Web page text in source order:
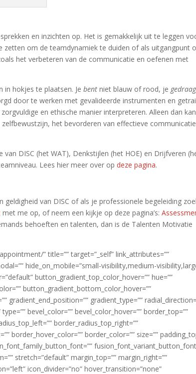
en inzichten op. Het is gemakkelijk uit te leggen
om de teamdynamiek te duiden of als uitgangpunt
het verbeteren van de communicatie en oefenen met
in hokjes te plaatsen. Jebent niet blauw of rood, je
door te werken met gevalideerde instrumenten en
en ethische manier interpreteren. Alleen dan kan
het bevorderen van effectieve
DISC (het WAT), Denkstijlen (het HOE) en Drijfveren
Lees hier meer over opdeze pagina.
van DISC of als je professionele begeleiding
met me op, of neem een kijkje op deze pagina’s:
behoeften en talenten, dan is de Talenten Motivatie
” title=”” target=”_self” link_attributes=””
hide_on_mobile=”small-visibility,medium-
button_gradient_top_color_hover=”” hue=””
button_gradient_bottom_color_hover=””
gradient_type=””
bevel_color=”” bevel_color_hover=”” border_top=””
border_radius_top_right=””
border_hover_color=”” border_color=”” size=””
stretch=”default” margin_top=”” margin_right=””
icon_divider=”no” hover_transition=”none”